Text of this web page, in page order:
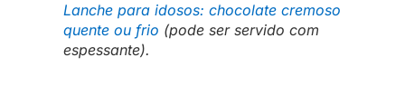
Lanche para idosos: chocolate cremoso
quente ou frio (pode ser servido com
espessante).